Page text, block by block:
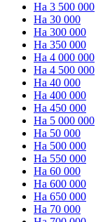
На 3 500 000
На 30 000
На 300 000
На 350 000
На 4 000 000
На 4 500 000
На 40 000
На 400 000
На 450 000
На 5 000 000
На 50 000
На 500 000
На 550 000
На 60 000
На 600 000
На 650 000
На 70 000